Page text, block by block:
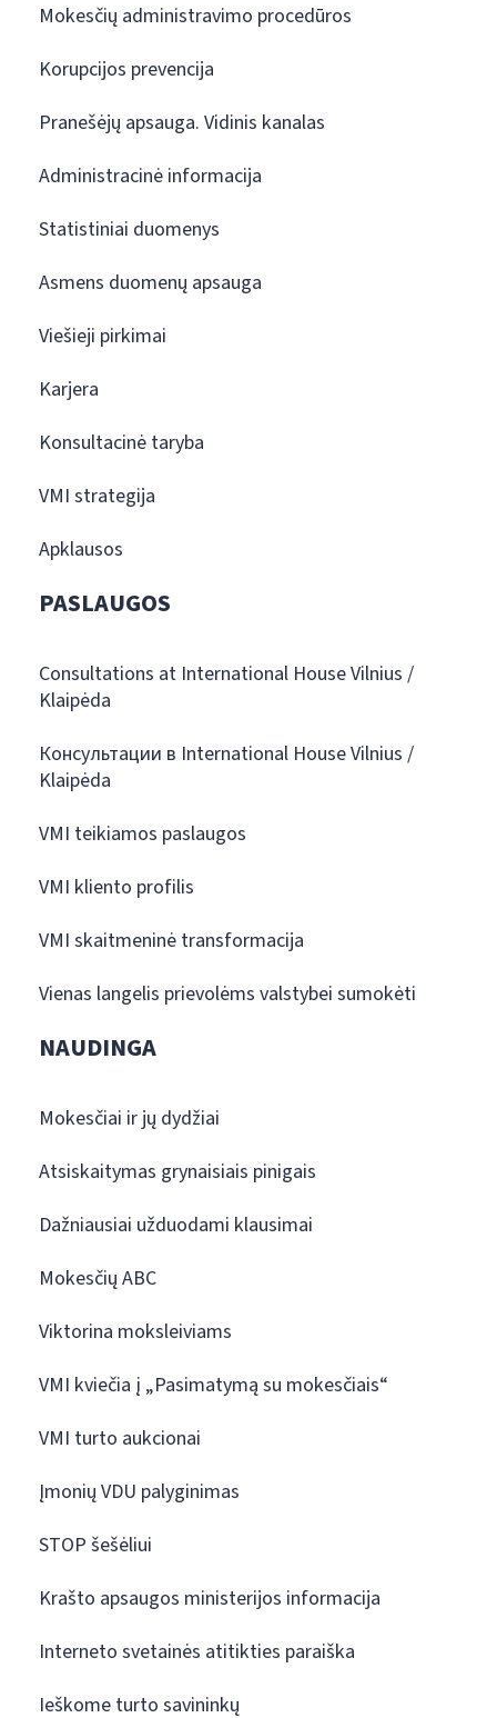
Mokesčių administravimo procedūros
Korupcijos prevencija
Pranešėjų apsauga. Vidinis kanalas
Administracinė informacija
Statistiniai duomenys
Asmens duomenų apsauga
Viešieji pirkimai
Karjera
Konsultacinė taryba
VMI strategija
Apklausos
PASLAUGOS
Consultations at International House Vilnius /
Klaipėda
Консультации в International House Vilnius /
Klaipėda
VMI teikiamos paslaugos
VMI kliento profilis
VMI skaitmeninė transformacija
Vienas langelis prievolėms valstybei sumokėti
NAUDINGA
Mokesčiai ir jų dydžiai
Atsiskaitymas grynaisiais pinigais
Dažniausiai užduodami klausimai
Mokesčių ABC
Viktorina moksleiviams
VMI kviečia į „Pasimatymą su mokesčiais“
VMI turto aukcionai
Įmonių VDU palyginimas
STOP šešėliui
Krašto apsaugos ministerijos informacija
Interneto svetainės atitikties paraiška
Ieškome turto savininkų